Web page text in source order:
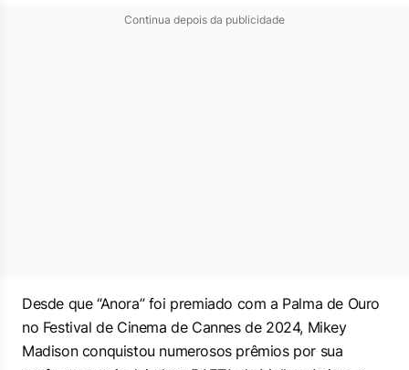
Continua depois da publicidade
Desde que “Anora” foi premiado com a Palma de Ouro
no Festival de Cinema de Cannes de 2024, Mikey
Madison conquistou numerosos prêmios por sua